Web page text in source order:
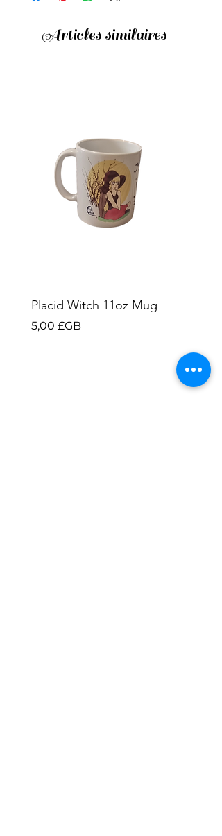
Articles similaires
Placid Witch 11oz Mug
Prix
5,00 £GB 5,00